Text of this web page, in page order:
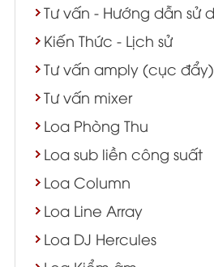
Tư vấn - Hướng dẫn sử
Kiến Thức - Lịch sử
Tư vấn amply (cục đẩy)
Tư vấn mixer
Loa Phòng Thu
Loa sub liền công suất
Loa Column
Loa Line Array
Loa DJ Hercules